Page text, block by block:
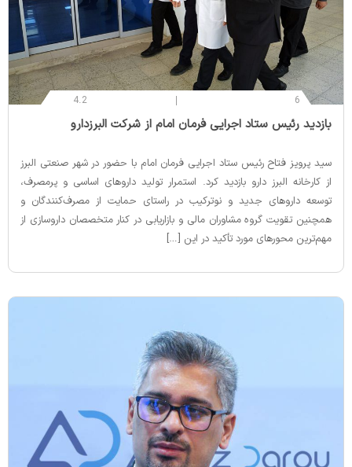
6
4.2
‌بازدید رئیس ستاد اجرایی فرمان امام از شرکت البرزدارو
سید پرویز فتاح رئیس ستاد اجرایی فرمان امام با حضور در شهر صنعتی البرز
از کارخانه البرز دارو بازدید کرد. استمرار تولید داروهای اساسی و پرمصرف،
توسعه داروهای جدید و نوترکیب در راستای حمایت از مصرف‌کنندگان و
همچنین تقویت گروه مشاوران مالی و بازاریابی در کنار متخصصان داروسازی از
مهم‌ترین محورهای مورد تأکید در این […]